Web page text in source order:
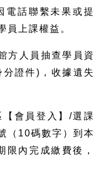
電話聯繫未果或提
員上課權益。
方人員抽查學員資
證件)，收據遺失
會員登入】/選課
（10碼數字）到本
限內完成繳費後，